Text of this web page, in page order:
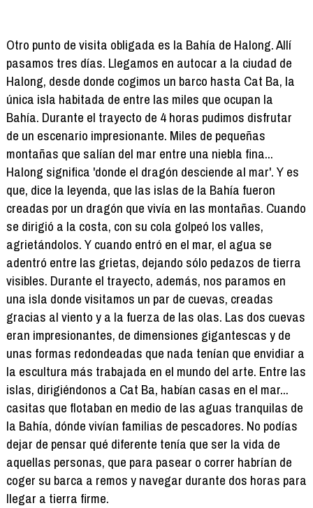
Otro punto de visita obligada es la Bahía de Halong. Allí
pasamos tres días. Llegamos en autocar a la ciudad de
Halong, desde donde cogimos un barco hasta Cat Ba, la
única isla habitada de entre las miles que ocupan la
Bahía. Durante el trayecto de 4 horas pudimos disfrutar
de un escenario impresionante. Miles de pequeñas
montañas que salían del mar entre una niebla fina...
Halong significa 'donde el dragón desciende al mar'. Y es
que, dice la leyenda, que las islas de la Bahía fueron
creadas por un dragón que vivía en las montañas. Cuando
se dirigió a la costa, con su cola golpeó los valles,
agrietándolos. Y cuando entró en el mar, el agua se
adentró entre las grietas, dejando sólo pedazos de tierra
visibles. Durante el trayecto, además, nos paramos en
una isla donde visitamos un par de cuevas, creadas
gracias al viento y a la fuerza de las olas. Las dos cuevas
eran impresionantes, de dimensiones gigantescas y de
unas formas redondeadas que nada tenían que envidiar a
la escultura más trabajada en el mundo del arte. Entre las
islas, dirigiéndonos a Cat Ba, habían casas en el mar...
casitas que flotaban en medio de las aguas tranquilas de
la Bahía, dónde vivían familias de pescadores. No podías
dejar de pensar qué diferente tenía que ser la vida de
aquellas personas, que para pasear o correr habrían de
coger su barca a remos y navegar durante dos horas para
llegar a tierra firme.